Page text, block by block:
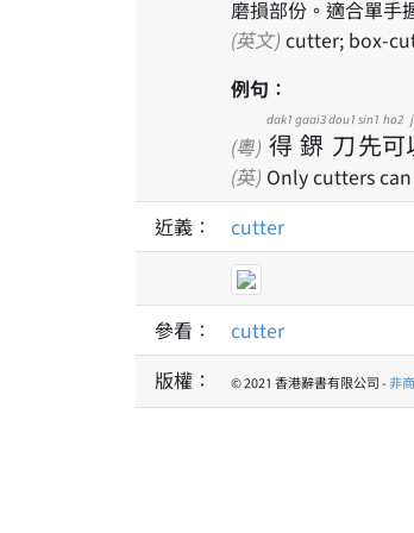
磨損部份。適合單手
(英文) cutter; box-
例句：
(粵) 得
dak1
鎅
gaai3
刀
dou1
先
sin1
可
ho2
(英) Only cutters
近義：
cutter
參看：
cutter
版權：
© 2021 香港辭書有限公司 -非